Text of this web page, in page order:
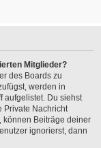
Mitglieder?
des Boards zu
werden in
aufgelistet. Du siehst
Private Nachricht
können Beiträge deiner
ignorierst, dann